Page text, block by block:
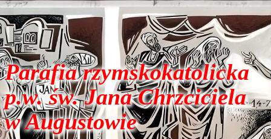
Parafia rzymskokatolicka
p.w. św. Jana Chrzciciela
w Augustowie